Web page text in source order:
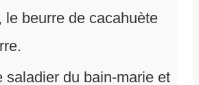
le beurre de cacahuète
saladier du bain-marie et